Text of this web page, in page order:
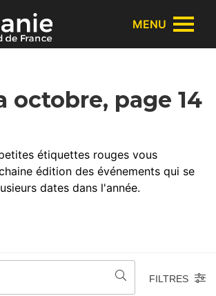
des cookies
MENU
octobre, page 14
étiquettes rouges vous
édition des événements qui se
dates dans l'année.
FILTRES